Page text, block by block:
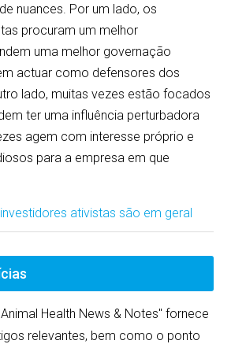
nuances. Por um lado, os
procuram um melhor
uma melhor governação
actuar como defensores dos
lado, muitas vezes estão focados
ter uma influência perturbadora
agem com interesse próprio e
para a empresa em que
ativistas são em geral
Health News & Notes" fornece
relevantes, bem como o ponto